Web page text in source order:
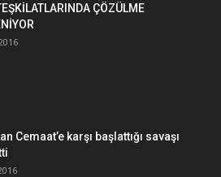
ÇÖZÜLME
Cemaat’e karşı başlattığı savaşı